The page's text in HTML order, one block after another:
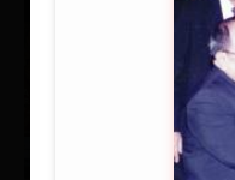
Catatan